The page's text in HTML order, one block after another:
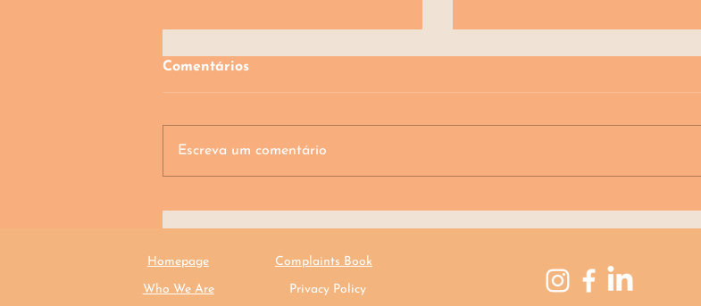
2024
Comentários
Escreva um comentário
Homepage
Who We Are
Complaints Book
Privacy Policy